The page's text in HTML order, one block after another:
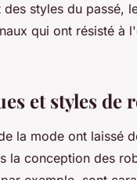
styles du passé,
qui ont résisté à
et styles de
la mode ont laissé
la conception des